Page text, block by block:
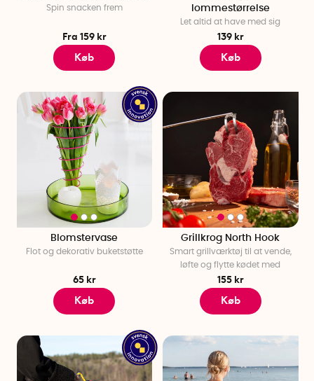
Spin snacken frem
Fra 159 kr
Køb
lommestørrelse
Let altid at have med sig
139 kr
Køb
Blomstervase
Flot og dekorativ buketstøtte
65 kr
Køb
Grillkrog North Hook
Smart grillværktøj til at vende,
løfte og flytte kødet med
155 kr
Køb